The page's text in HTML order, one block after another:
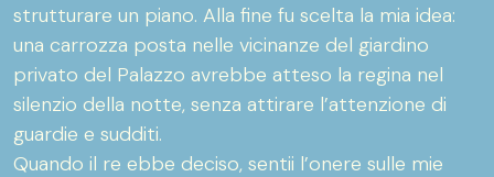
strutturare un piano. Alla fine fu scelta la mia idea:
una carrozza posta nelle vicinanze del giardino
privato del Palazzo avrebbe atteso la regina nel
silenzio della notte, senza attirare l’attenzione di
guardie e sudditi.
Quando il re ebbe deciso, sentii l’onere sulle mie